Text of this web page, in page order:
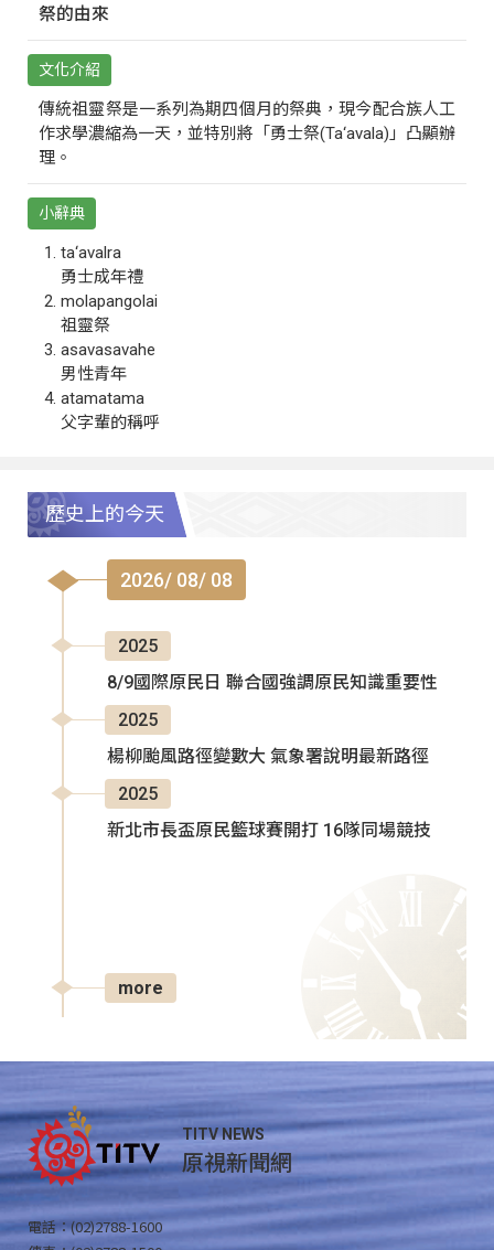
祭的由來
文化介紹
傳統祖靈祭是一系列為期四個月的祭典，現今配合族人工
作求學濃縮為一天，並特別將「勇士祭(Ta‘avala)」凸顯辦
理。
小辭典
ta‘avalra
勇士成年禮
molapangolai
祖靈祭
asavasavahe
男性青年
atamatama
父字輩的稱呼
歷史上的今天
2026/ 08/ 08
2025
8/9國際原民日 聯合國強調原民知識重要性
2025
楊柳颱風路徑變數大 氣象署說明最新路徑
2025
新北市長盃原民籃球賽開打 16隊同場競技
more
TITV NEWS
原視新聞網
電話：(02)2788-1600